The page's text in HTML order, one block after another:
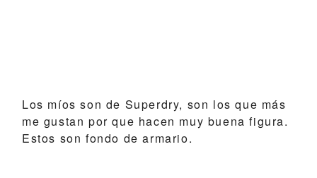
Los míos son de Superdry, son los que más
me gustan por que hacen muy buena figura.
Estos son fondo de armario.